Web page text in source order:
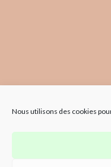
Nous utilisons des cookies